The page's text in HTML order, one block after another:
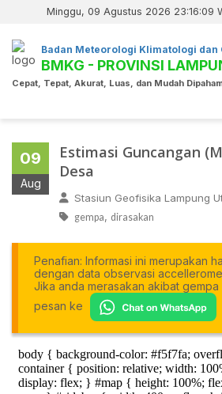
Minggu, 09 Agustus 2026 23:16:10
Badan Meteorologi Klimatologi dan
BMKG - PROVINSI
Cepat, Tepat, Akurat, Luas, dan Mudah
09
Aug
Estimasi Guncangan
Desa
Stasiun Geofisika Lampung
gempa, dirasakan
Penafian: Informasi ini merupakan
dengan data observasi
Jika anda merasakan akibat gempa
pesan ke